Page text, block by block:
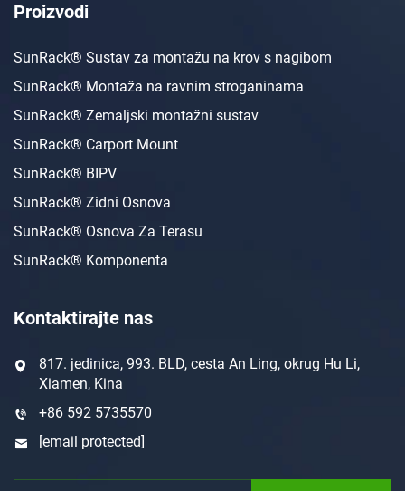
Proizvodi
SunRack® Sustav za montažu na krov s nagibom
SunRack® Montaža na ravnim stroganinama
SunRack® Zemaljski montažni sustav
SunRack® Carport Mount
SunRack® BIPV
SunRack® Zidni Osnova
SunRack® Osnova Za Terasu
SunRack® Komponenta
Kontaktirajte nas
817. jedinica, 993. BLD, cesta An Ling, okrug Hu Li,
Xiamen, Kina
+86 592 5735570
[email protected]